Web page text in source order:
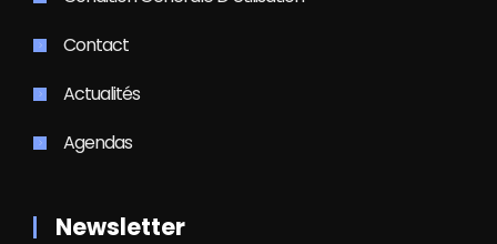
Contact
Actualités
Agendas
Newsletter